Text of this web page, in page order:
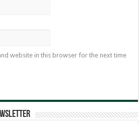
website in this browser for the next time